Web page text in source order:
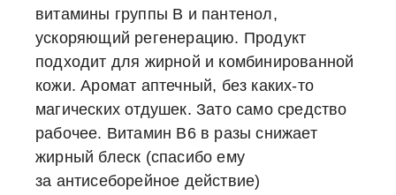
витамины группы B и пантенол,
ускоряющий регенерацию. Продукт
подходит для жирной и комбинированной
кожи. Аромат аптечный, без каких-то
магических отдушек. Зато само средство
рабочее. Витамин В6 в разы снижает
жирный блеск (спасибо ему
за антисеборейное действие)